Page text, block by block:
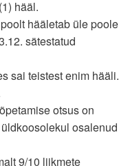
hääl.
hääletab üle poole
sätestatud
sai teistest enim hääli.
otsus on
osalenud
9/10 liikmete